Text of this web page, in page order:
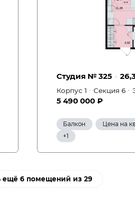
Студия № 325
Корпус 1 Секция 6
5 490 000 ₽
Балкон
Цена на
+1
Вид на улицу
ещё 6 помещений из 29